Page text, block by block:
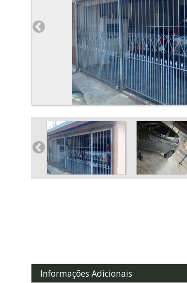
Informações Adicionais